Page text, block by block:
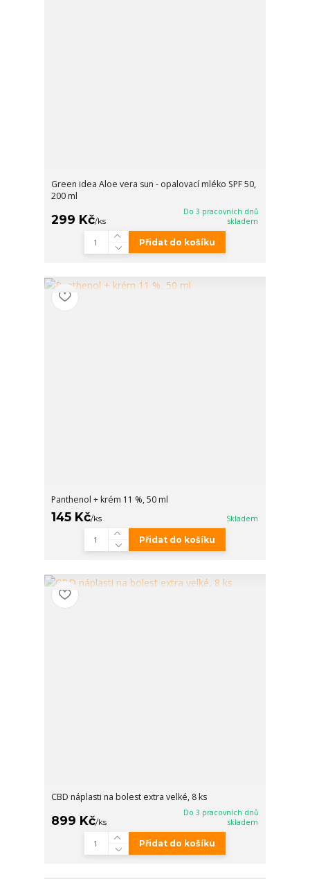
Green idea Aloe vera sun - opalovací mléko SPF 50,
200 ml
299 Kč/ks
Do 3 pracovních dnů
skladem
Přidat do košíku
Panthenol + krém 11 %, 50 ml
145 Kč/ks Skladem
Přidat do košíku
CBD náplasti na bolest extra velké, 8 ks
899 Kč/ks
Do 3 pracovních dnů
skladem
Přidat do košíku